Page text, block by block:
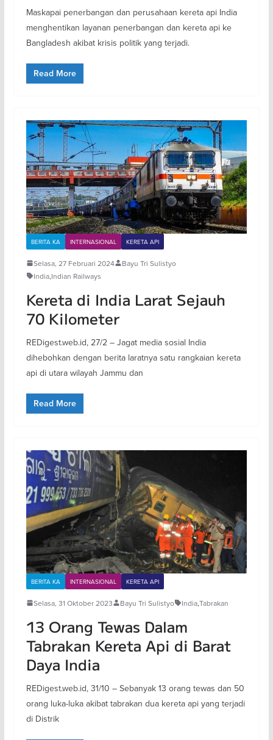
Maskapai penerbangan dan perusahaan kereta api India
menghentikan layanan penerbangan dan kereta api ke
Bangladesh akibat krisis politik yang terjadi.
Read More
BERITA KA INTERNASIONAL KERETA API
Selasa, 27 Februari 2024
Bayu Tri Sulistyo
India,Indian Railways
Kereta di India Larat Sejauh
70 Kilometer
REDigest.web.id, 27/2 – Jagat media sosial India
dihebohkan dengan berita laratnya satu rangkaian kereta
api di utara wilayah Jammu dan
Read More
BERITA KA INTERNASIONAL KERETA API
Selasa, 31 Oktober 2023 Bayu Tri Sulistyo India,Tabrakan
13 Orang Tewas Dalam
Tabrakan Kereta Api di Barat
Daya India
REDigest.web.id, 31/10 – Sebanyak 13 orang tewas dan 50
orang luka-luka akibat tabrakan dua kereta api yang terjadi
di Distrik